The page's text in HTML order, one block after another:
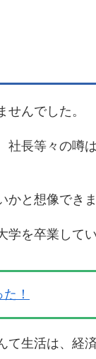
んでした。
社長等々の噂
と想像できま
を卒業してい
！
て生活は、経